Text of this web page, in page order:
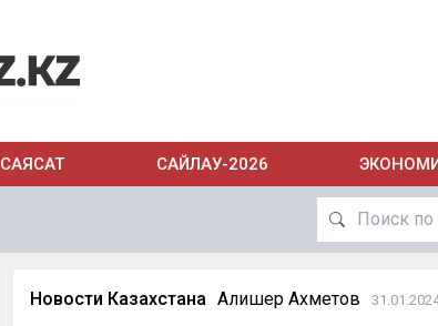
САЯСАТ САЙЛАУ-2026
Новости Казахстана Алишер Ахметов